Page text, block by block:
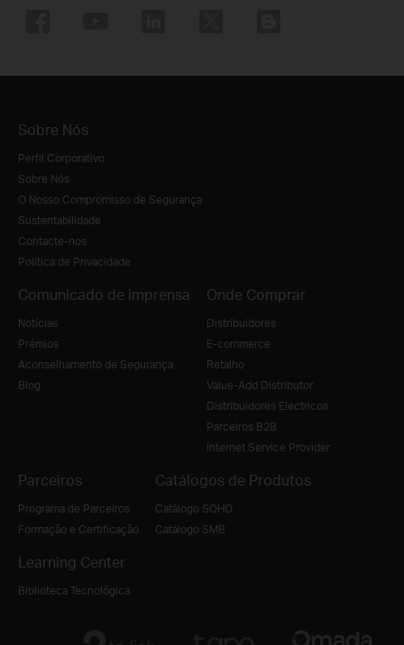
Sobre Nós
Perfil Corporativo
Sobre Nós
O Nosso Compromisso de Segurança
Sustentabilidade
Contacte-nos
Política de Privacidade
Comunicado de imprensa
Notícias
Prémios
Aconselhamento de Segurança
Blog
Onde Comprar
Distribuidores
E-commerce
Retalho
Value-Add Distributor
Distribuidores Electricos
Parceiros B2B
Internet Service Provider
Parceiros
Programa de Parceiros
Formação e Certificação
Catálogos de Produtos
Catálogo SOHO
Catálogo SMB
Learning Center
Biblioteca Tecnológica